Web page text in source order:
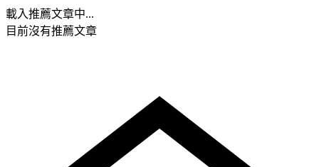
載入推薦文章中...
目前沒有推薦文章